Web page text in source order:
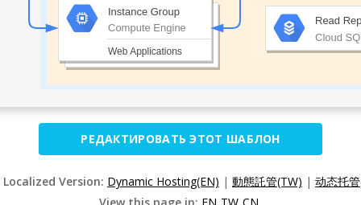
РЕДАКТИРОВАТЬ ЭТОТ ШАБЛОН
Version: Dynamic Hosting(EN) | 動態託管(TW) | 动态托